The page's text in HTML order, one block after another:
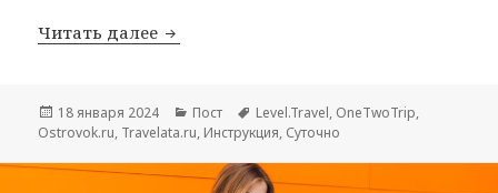
Читать далее Как бронировать жилье за рубежом
Опубликовано
18 января 2024 Рубрики
Пост Метки
Level.Travel, OneTwoTrip,
Ostrovok.ru, Travelata.ru, Инструкция, Суточно